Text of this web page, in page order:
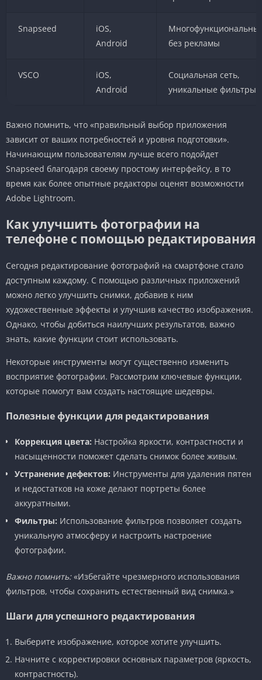
Snapseed
iOS,
Android
без рекламы
VSCO
iOS,
Android
Социальная сеть,
уникальные фильтры
Важно помнить, что «правильный выбор приложения
зависит от ваших потребностей и уровня подготовки».
Начинающим пользователям лучше всего подойдет
Snapseed благодаря своему простому интерфейсу, в то
время как более опытные редакторы оценят возможности
Adobe Lightroom.
Как улучшить фотографии на
телефоне с помощью редактирования
Сегодня редактирование фотографий на смартфоне стало
доступным каждому. С помощью различных приложений
можно легко улучшить снимки, добавив к ним
художественные эффекты и улучшив качество изображения.
Однако, чтобы добиться наилучших результатов, важно
знать, какие функции стоит использовать.
Некоторые инструменты могут существенно изменить
восприятие фотографии. Рассмотрим ключевые функции,
которые помогут вам создать настоящие шедевры.
Полезные функции для редактирования
Коррекция цвета: Настройка яркости, контрастности и
насыщенности поможет сделать снимок более живым.
Устранение дефектов: Инструменты для удаления пятен
и недостатков на коже делают портреты более
аккуратными.
Фильтры: Использование фильтров позволяет создать
уникальную атмосферу и настроить настроение
фотографии.
Важно помнить:«Избегайте чрезмерного использования
фильтров, чтобы сохранить естественный вид снимка.»
Шаги для успешного редактирования
Выберите изображение, которое хотите улучшить.
Начните с корректировки основных параметров (яркость,
контрастность).